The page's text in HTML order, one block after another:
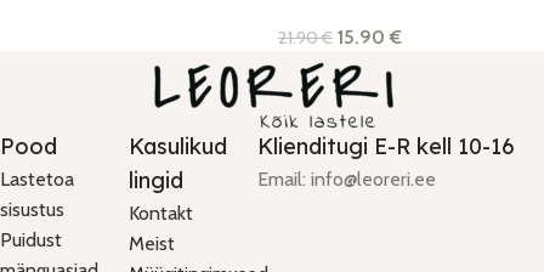
21.90€ 15.90€
Pood
Lastetoa
sisustus
Puidust
Kasulikud
lingid
Kontakt
Meist
Klienditugi E-R kell 10-16
Email: info@leoreri.ee